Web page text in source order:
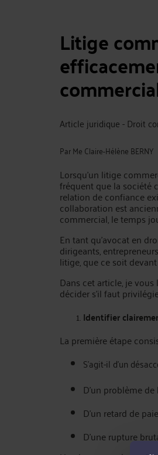
Litige
Article juridique - Droit
ParMe Claire-Hélène BERNY
Lorsqu’un litige
fréquent que la société
relation de confiance
collaboration est
commercial, le temps
En tant qu’avocat en
dirigeants,
litige, que ce soit
Dans cet article, je
décider s’il faut
Identifier
La première étape
S'agit-il d’un
D’un problème
D’un retard de
D’une rupture